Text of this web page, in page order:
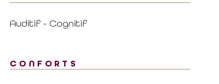
Auditif - Cognitif
CONFORTS